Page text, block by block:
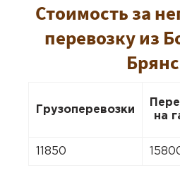
Стоимость за
перевозку из
Грузоперевозки
на
11850